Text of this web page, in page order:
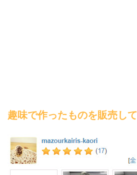
趣味で作ったものを販売し